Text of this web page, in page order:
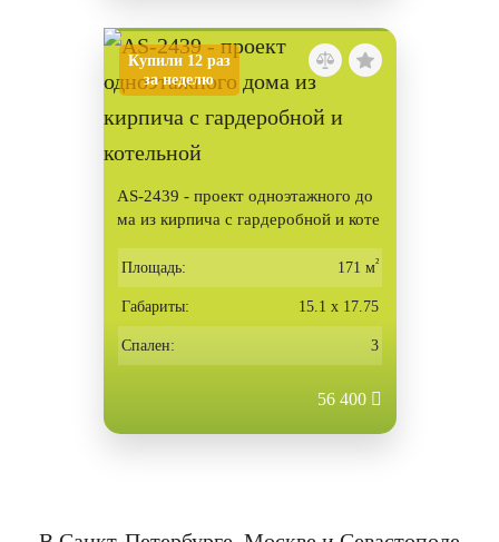
Купили 12 раз
за неделю
AS-2439 - проект одноэтажного до
ма из кирпича с гардеробной и коте
Площадь: 171 м²
Габариты: 15.1 х 17.75
Спален: 3
56 400